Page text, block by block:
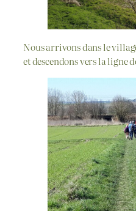
Nous arrivons dans le
et descendons vers la ligne